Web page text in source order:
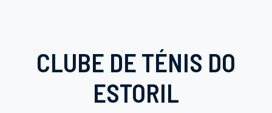
CLUBE DE TÉNIS DO
ESTORIL